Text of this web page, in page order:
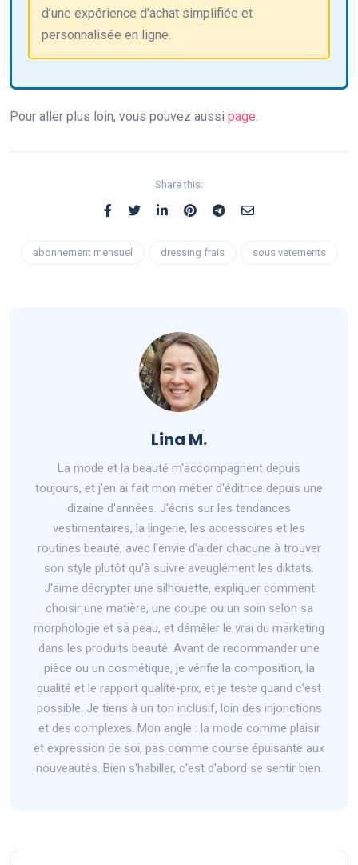
d’une expérience d’achat simplifiée et
personnalisée en ligne.
Pour aller plus loin, vous pouvez aussi page
Share this:
abonnement mensuel dressing frais sous vetements
Lina M.
La mode et la beauté m'accompagnent depuis
toujours, et j'en ai fait mon métier d'éditrice depuis une
dizaine d'années. J'écris sur les tendances
vestimentaires, la lingerie, les accessoires et les
routines beauté, avec l'envie d'aider chacune à trouver
son style plutôt qu'à suivre aveuglément les diktats.
J'aime décrypter une silhouette, expliquer comment
choisir une matière, une coupe ou un soin selon sa
morphologie et sa peau, et démêler le vrai du marketing
dans les produits beauté. Avant de recommander une
pièce ou un cosmétique, je vérifie la composition, la
qualité et le rapport qualité-prix, et je teste quand c'est
possible. Je tiens à un ton inclusif, loin des injonctions
et des complexes. Mon angle : la mode comme plaisir
et expression de soi, pas comme course épuisante aux
nouveautés. Bien s'habiller, c'est d'abord se sentir bien.